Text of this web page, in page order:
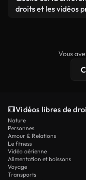
prêtes à l'emploi.
remixer nos
droits et les vidéos
résolution 4K et
Vous
Vidéos libres de
Nature
Personnes
Amour & Relations
Le fitness
Vidéo aérienne
Alimentation et boissons
Voyage
Transports